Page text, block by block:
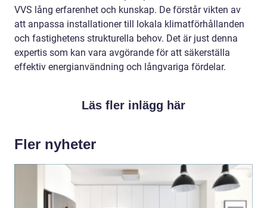
VVS lång erfarenhet och kunskap. De förstår vikten av
att anpassa installationer till lokala klimatförhållanden
och fastighetens strukturella behov. Det är just denna
expertis som kan vara avgörande för att säkerställa
effektiv energianvändning och långvariga fördelar.
Läs fler inlägg här
Fler nyheter